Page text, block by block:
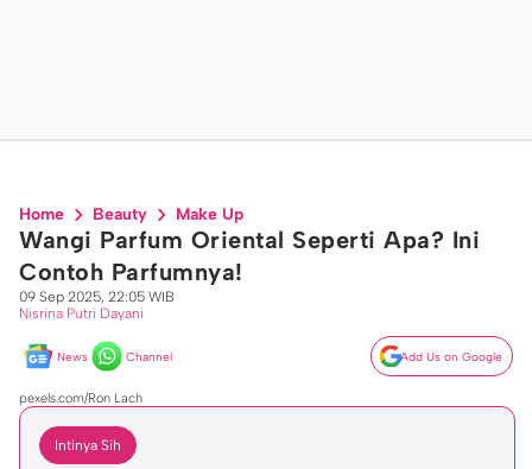
Home Beauty Make Up
Wangi Parfum Oriental Seperti Apa? Ini
Contoh Parfumnya!
09 Sep 2025, 22:05 WIB
Nisrina Putri Dayani
News Channel Add Us on Google
pexels.com/Ron Lach
Intinya Sih